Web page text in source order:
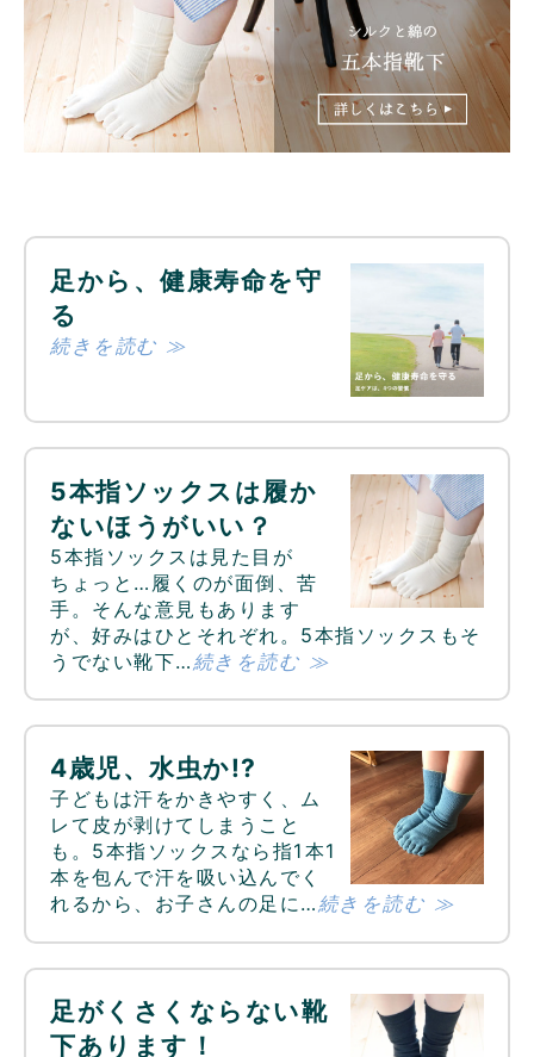
足から、健康寿命を守
る
続きを読む ≫
5本指ソックスは履か
ないほうがいい？
5本指ソックスは見た目が
ちょっと…履くのが面倒、苦
手。そんな意見もあります
が、好みはひとそれぞれ。5本指ソックスもそ
うでない靴下… 続きを読む ≫
4歳児、水虫か!?
子どもは汗をかきやすく、ム
レて皮が剥けてしまうこと
も。5本指ソックスなら指1本1
本を包んで汗を吸い込んでく
れるから、お子さんの足に…続きを読む ≫
足がくさくならない靴
下あります！